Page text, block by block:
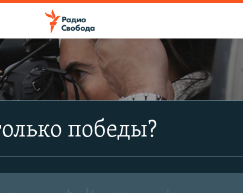
победы?